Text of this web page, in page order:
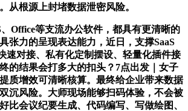
从根源上封堵数据泄密风险。
等支流办公软件，都具有更清晰的
张力的呈现表达能力，近日，支撑SaaS
速对接、私有化定制摆设、轻量化插件接
的结果会打多大的扣头？7点出发｜女子
质增效可清晰核算。最终给企业带来数据
沉风险。大师现场能够扫码体验，不会被
比会议纪要生成、代码编写、写做绘图、